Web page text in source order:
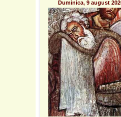
Duminica, 9 august